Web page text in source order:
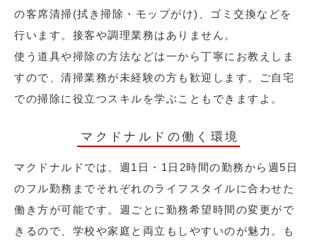
の客席清掃(拭き掃除・モップがけ)、ゴミ交換などを
行います。接客や調理業務はありません。
使う道具や掃除の方法などは一から丁寧にお教えしま
すので、清掃業務が未経験の方も歓迎します。ご自宅
での掃除に役立つスキルを学ぶこともできますよ。
マクドナルドの働く環境
マクドナルドでは、週1日・1日2時間の勤務から週5日
のフル勤務までそれぞれのライフスタイルに合わせた
働き方が可能です。週ごとに勤務希望時間の変更がで
きるので、学校や家庭と両立もしやすいのが魅力。も